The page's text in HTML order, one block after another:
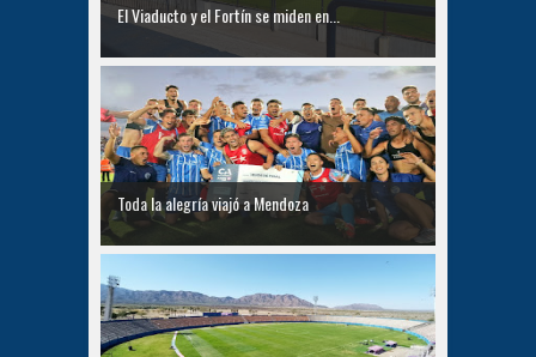
El Viaducto y el Fortín se miden en...
Toda la alegría viajó a Mendoza